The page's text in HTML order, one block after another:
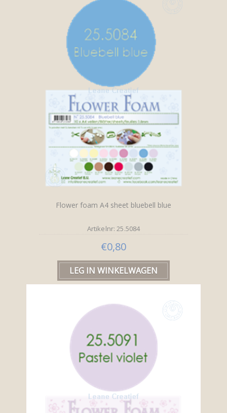
Flower foam A4 sheet bluebell blue
Artikelnr: 25.5084
€0,80